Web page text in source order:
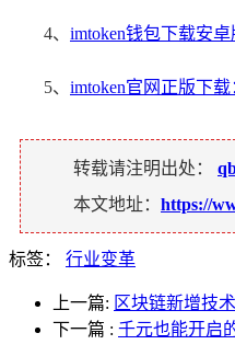
4、 imtoken钱包下载安
5、 imtoken官网正版下
转载请注明出处：
本文地址： https://
标签： 行业变革
上一篇: 区块链新增技
下一篇 : 千元也能开启